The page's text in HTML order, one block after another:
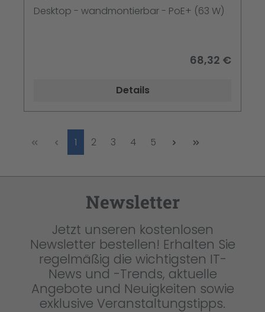
Desktop - wandmontierbar - PoE+ (63 W)
68,32 €
Details
Seite
1 Seite
2 Seite
3 Seite
4 Seite
5
Newsletter
Jetzt unseren kostenlosen
Newsletter bestellen! Erhalten Sie
regelmäßig die wichtigsten IT-
News und -Trends, aktuelle
Angebote und Neuigkeiten sowie
exklusive Veranstaltungstipps.